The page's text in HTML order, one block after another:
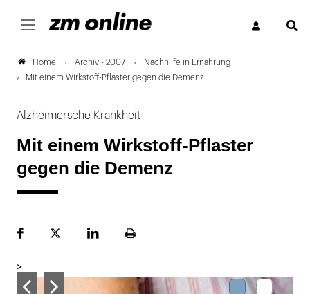
Home Archiv - 2007
Nachhilfe in Ernährung
Mit einem Wirkstoff-Pflaster gegen die Demenz
Alzheimersche Krankheit
Mit einem Wirkstoff-Pflaster
gegen die Demenz
FacebookPlattformLinekdInSeite
>